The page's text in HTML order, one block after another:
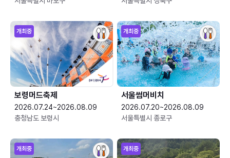
개최중
보령머드축제
2026.07.24~2026.08.09
충청남도 보령시
개최중
서울썸머비치
2026.07.20~2026.08.09
서울특별시 종로구
개최중 개최중